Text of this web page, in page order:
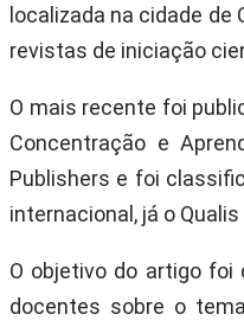
localizada na cidade de
revistas de iniciação
O mais recente foi
Concentração e
Publishers e foi
internacional, já o
O objetivo do artigo foi
docentes sobre o